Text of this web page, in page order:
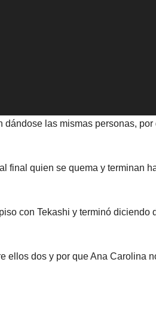
las mismas personas,
final quien se quema y terminan
con Tekashi y terminó diciendo
ellos dos y por que Ana Carolina